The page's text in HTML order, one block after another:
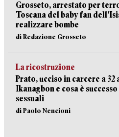
Grosseto, arrestato per
Toscana del baby fan
realizzare bombe
di Redazione Grosseto
La ricostruzione
Prato, ucciso in carcere a 32
Ikanagbon e cosa è
sessuali
di Paolo Nencioni